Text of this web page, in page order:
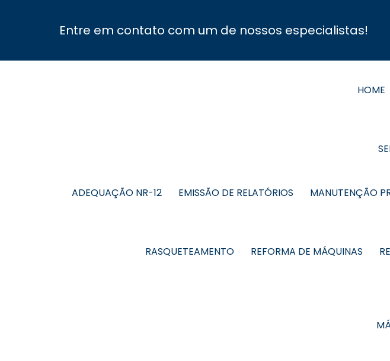
Entre em contato com um de nossos especialistas!
HOME
ADEQUAÇÃO NR-12 EMISSÃO DE RELATÓRIOS MANUTENÇÃO
RASQUETEAMENTO REFORMA DE MÁQUINAS